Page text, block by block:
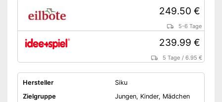
249.50 €
5-6 Tage
239.99 €
5 Tage /6.95 €
Hersteller
Siku
Zielgruppe
Jungen, Kinder, Mädchen